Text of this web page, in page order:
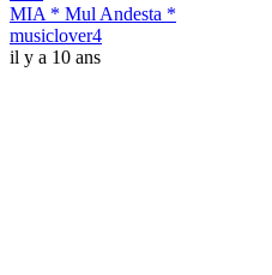
MIA * Mul Andesta *
musiclover4
il y a 10 ans